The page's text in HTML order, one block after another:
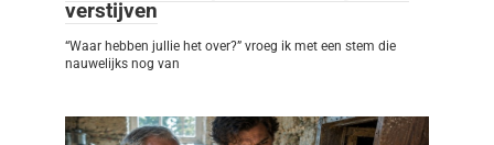
verstijven
“Waar hebben jullie het over?” vroeg ik met een stem die
nauwelijks nog van